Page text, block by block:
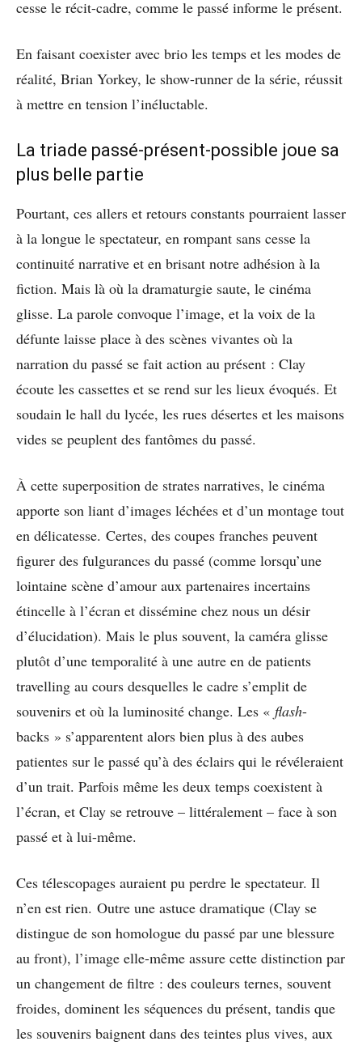
cesse le récit-cadre, comme le passé informe le présent.
En faisant coexister avec brio les temps et les modes de
réalité, Brian Yorkey, le show-runner de la série, réussit
à mettre en tension l’inéluctable.
La triade passé-présent-possible joue sa
plus belle partie
Pourtant, ces allers et retours constants pourraient lasser
à la longue le spectateur, en rompant sans cesse la
continuité narrative et en brisant notre adhésion à la
fiction. Mais là où la dramaturgie saute, le cinéma
glisse. La parole convoque l’image, et la voix de la
défunte laisse place à des scènes vivantes où la
narration du passé se fait action au présent : Clay
écoute les cassettes et se rend sur les lieux évoqués. Et
soudain le hall du lycée, les rues désertes et les maisons
vides se peuplent des fantômes du passé.
À cette superposition de strates narratives, le cinéma
apporte son liant d’images léchées et d’un montage tout
en délicatesse. Certes, des coupes franches peuvent
figurer des fulgurances du passé (comme lorsqu’une
lointaine scène d’amour aux partenaires incertains
étincelle à l’écran et dissémine chez nous un désir
d’élucidation). Mais le plus souvent, la caméra glisse
plutôt d’une temporalité à une autre en de patients
travelling au cours desquelles le cadre s’emplit de
souvenirs et où la luminosité change. Les « flash-
backs » s’apparentent alors bien plus à des aubes
patientes sur le passé qu’à des éclairs qui le révéleraient
d’un trait. Parfois même les deux temps coexistent à
l’écran, et Clay se retrouve – littéralement – face à son
passé et à lui-même.
Ces télescopages auraient pu perdre le spectateur. Il
n’en est rien. Outre une astuce dramatique (Clay se
distingue de son homologue du passé par une blessure
au front), l’image elle-même assure cette distinction par
un changement de filtre : des couleurs ternes, souvent
froides, dominent les séquences du présent, tandis que
les souvenirs baignent dans des teintes plus vives, aux